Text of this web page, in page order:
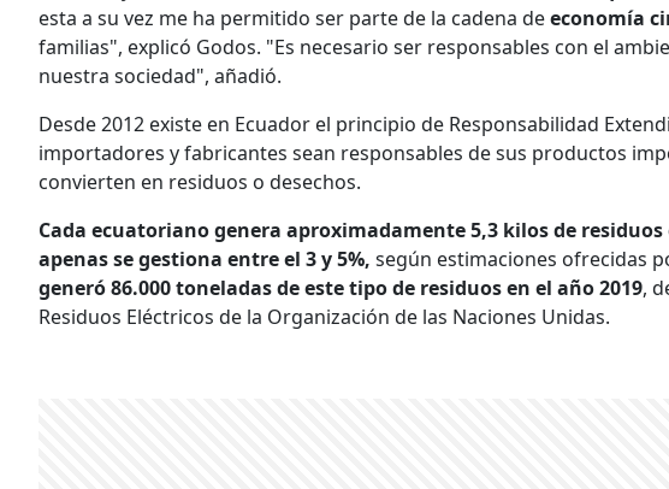
esta a su vez me ha permitido ser parte de la cadena deeconomía
familias", explicó Godos. "Es necesario ser responsables con el
nuestra sociedad", añadió.
Desde 2012 existe en Ecuador el principio de Responsabilidad
importadores y fabricantes sean responsables de sus productos
convierten en residuos o desechos.
Cada ecuatoriano genera aproximadamente 5,3 kilos de
apenas se gestiona entre el 3 y 5%, según estimaciones ofrecidas
generó 86.000 toneladas de este tipo de residuos en el año 2019,
Residuos Eléctricos de la Organización de las Naciones Unidas.